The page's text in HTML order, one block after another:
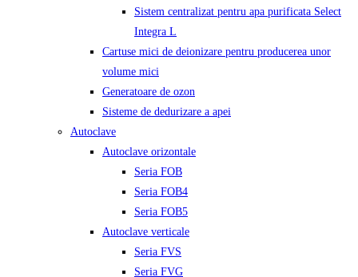
Sistem centralizat pentru apa purificata Select
Integra L
Cartuse mici de deionizare pentru producerea unor
volume mici
Generatoare de ozon
Sisteme de dedurizare a apei
Autoclave
Autoclave orizontale
Seria FOB
Seria FOB4
Seria FOB5
Autoclave verticale
Seria FVS
Seria FVG